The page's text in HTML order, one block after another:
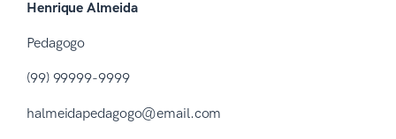
Henrique Almeida
Pedagogo
(99) 99999-9999
halmeidapedagogo@email.com